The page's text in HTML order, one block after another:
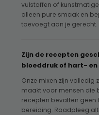
vulstoffen of
alleen pure smaak en
toevoegt aan je gerecht.
Zijn de recepten
bloeddruk of hart-
Onze mixen zijn volledig
maakt voor mensen die
recepten bevatten geen
bereiding. Raadpleeg